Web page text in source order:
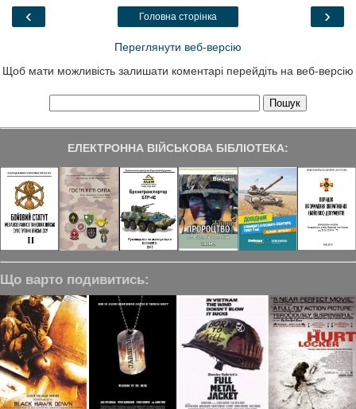
o
a
‹ ›
Головна сторінка
Переглянути веб-версію
Щоб мати можливість залишати коментарі перейдіть на веб-версію
ЕЛЕКТРОННА ВІЙСЬКОВА БІБЛІОТЕКА:
Що варто подивитись: